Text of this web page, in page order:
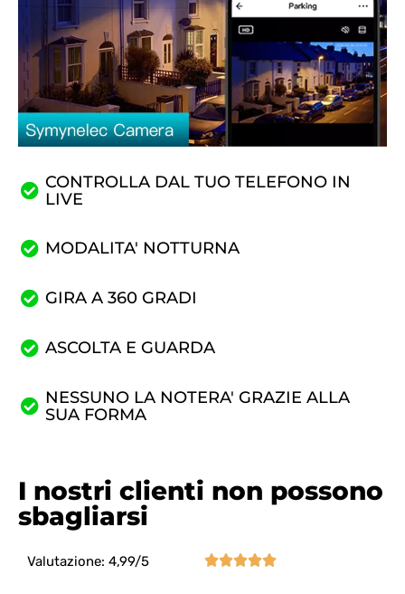
CONTROLLA DAL TUO TELEFONO IN
LIVE
MODALITA' NOTTURNA
GIRA A 360 GRADI
ASCOLTA E GUARDA
NESSUNO LA NOTERA' GRAZIE ALLA
SUA FORMA
I nostri clienti non possono
sbagliarsi
Valutazione: 4,99/5 